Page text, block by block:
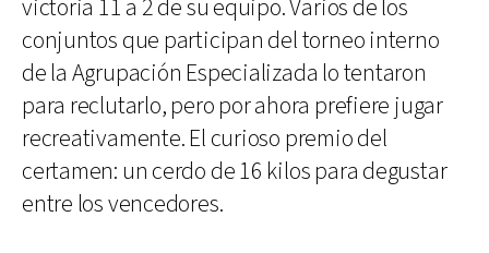
victoria 11 a 2 de su equipo. Varios de los
conjuntos que participan del torneo interno
de la Agrupación Especializada lo tentaron
para reclutarlo, pero por ahora prefiere jugar
recreativamente. El curioso premio del
certamen: un cerdo de 16 kilos para degustar
entre los vencedores.